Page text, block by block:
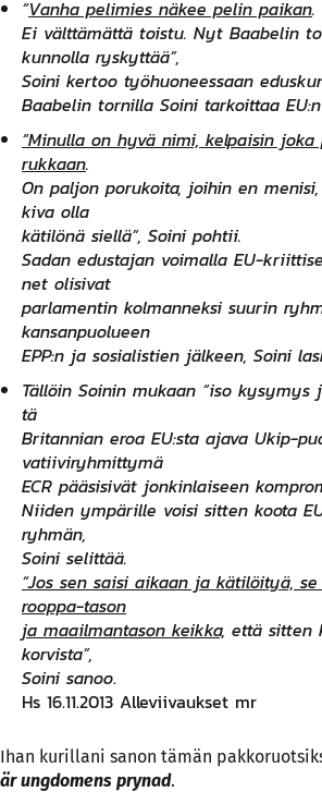
“Van­ha pe­li­mies nä­kee pe­lin pai­kan.
Ei vält­tä­mät­tä tois­tu. Nyt Baa­be­lin
kun­nol­la rys­kyt­tää”,
Soi­ni ker­too työ­huo­nees­saan
Baa­be­lin tor­nil­la Soi­ni tar­koit­taa
“Mi­nul­la on hy­vä ni­mi, kel­pai­sin
ruk­kaan.
On pal­jon po­ru­koi­ta, joi­hin en
ki­va ol­la
kä­ti­lö­nä siel­lä”, Soi­ni poh­tii.
Sa­dan edus­ta­jan voi­mal­la EU-
net oli­si­vat
par­la­men­tin kol­man­nek­si suu­rin
kan­san­puo­lueen
EPP:n ja so­sia­lis­tien jäl­keen, Soi­ni
Täl­löin Soi­nin mu­kaan “i­so
tä
Bri­tan­nian eroa EU:s­ta aja­va Ukip-­
va­tii­vi­ryh­mit­ty­mä
ECR pää­si­si­vät jon­kin­lai­seen
Nii­den ym­pä­ril­le voi­si sit­ten koo­ta
ryh­män,
Soi­ni se­lit­tää.
“Jos sen sai­si ai­kaan ja kä­ti­löi­tyä,
roop­pa-­ta­son
ja maail­man­ta­son keik­ka, et­tä sit­ten
kor­vis­ta”,
Soi­ni sa­noo.
Hs 16.11.2013 Alleviivaukset mr
Ihan kurillani sanon tämän
är ungdomens prynad.